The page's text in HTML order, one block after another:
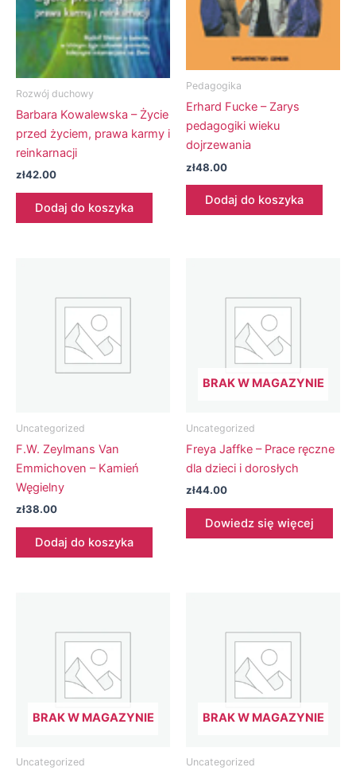
Rozwój duchowy
Barbara Kowalewska – Życie
przed życiem, prawa karmy i
reinkarnacji
zł42.00
Dodaj do koszyka
Pedagogika
Erhard Fucke – Zarys
pedagogiki wieku
dojrzewania
zł48.00
Dodaj do koszyka
Uncategorized
F.W. Zeylmans Van
Emmichoven – Kamień
Węgielny
zł38.00
Dodaj do koszyka
BRAK W MAGAZYNIE
Uncategorized
Freya Jaffke – Prace ręczne
dla dzieci i dorosłych
zł44.00
Dowiedz się więcej
BRAK W MAGAZYNIE
Uncategorized
BRAK W MAGAZYNIE
Uncategorized